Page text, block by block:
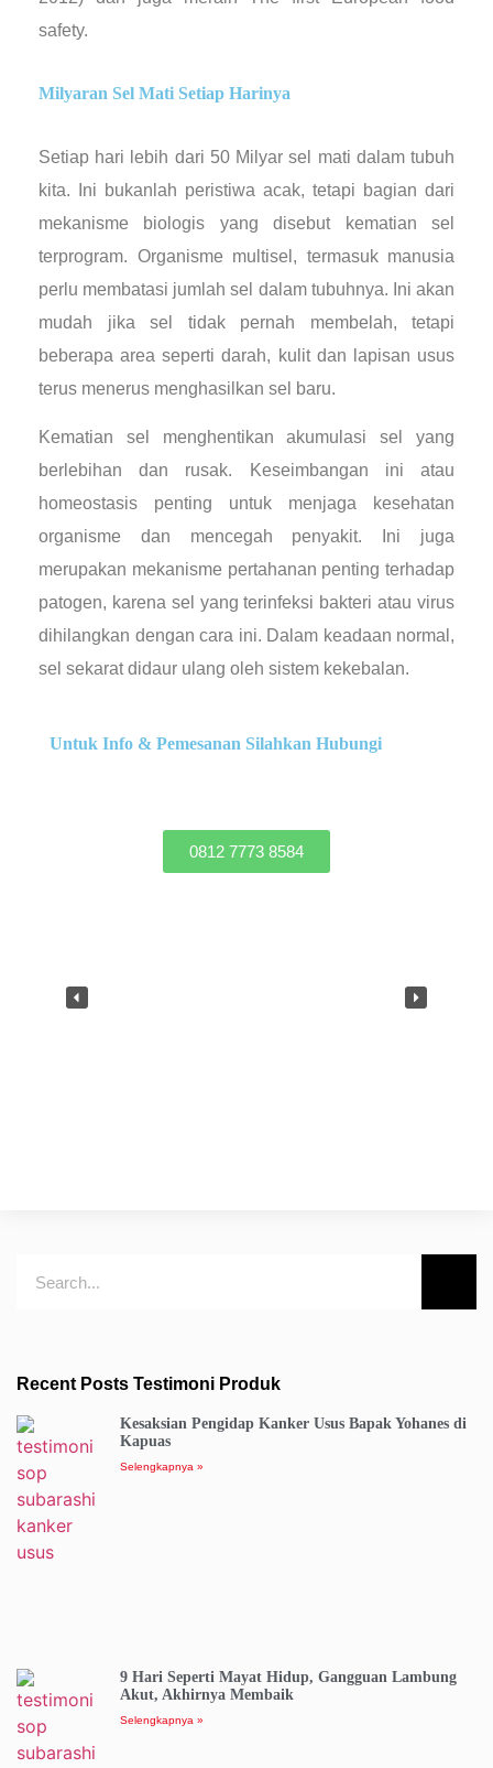
safety.
Milyaran Sel Mati Setiap Harinya
Setiap hari lebih dari 50 Milyar sel mati dalam tubuh
kita. Ini bukanlah peristiwa acak, tetapi bagian dari
mekanisme biologis yang disebut kematian sel
terprogram. Organisme multisel, termasuk manusia
perlu membatasi jumlah sel dalam tubuhnya. Ini akan
mudah jika sel tidak pernah membelah, tetapi
beberapa area seperti darah, kulit dan lapisan usus
terus menerus menghasilkan sel baru.
Kematian sel menghentikan akumulasi sel yang
berlebihan dan rusak. Keseimbangan ini atau
homeostasis penting untuk menjaga kesehatan
organisme dan mencegah penyakit. Ini juga
merupakan mekanisme pertahanan penting terhadap
patogen, karena sel yang terinfeksi bakteri atau virus
dihilangkan dengan cara ini. Dalam keadaan normal,
sel sekarat didaur ulang oleh sistem kekebalan.
Untuk Info & Pemesanan Silahkan Hubungi
0812 7773 8584
Recent Posts Testimoni Produk
Kesaksian Pengidap Kanker Usus Bapak Yohanes di
Kapuas
Selengkapnya »
9 Hari Seperti Mayat Hidup, Gangguan Lambung
Akut, Akhirnya Membaik
Selengkapnya »